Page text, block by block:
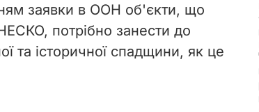
заявки в ООН об'єкти, що
потрібно занести до
та історичної спадщини, як це